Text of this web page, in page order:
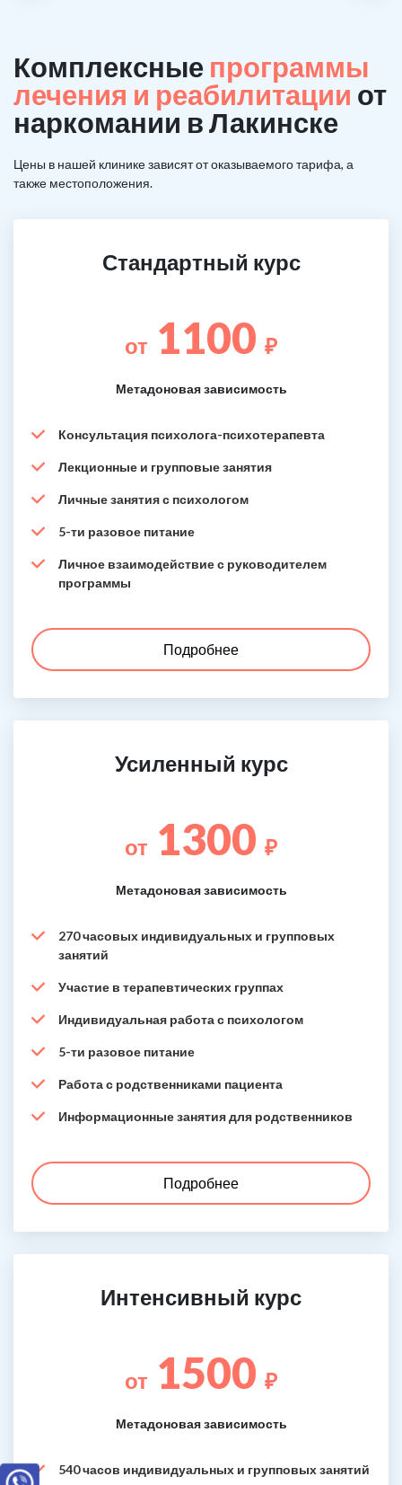
Комплексные программы
лечения и реабилитации от
наркомании в Лакинске
Цены в нашей клинике зависят от оказываемого тарифа, а
также местоположения.
Стандартный курс
от 1100 ₽
Метадоновая зависимость
Консультация психолога-психотерапевта
Лекционные и групповые занятия
Личные занятия с психологом
5-ти разовое питание
Личное взаимодействие с руководителем
программы
Подробнее
Усиленный курс
от 1300 ₽
Метадоновая зависимость
270 часовых индивидуальных и групповых
занятий
Участие в терапевтических группах
Индивидуальная работа с психологом
5-ти разовое питание
Работа с родственниками пациента
Информационные занятия для родственников
Подробнее
Интенсивный курс
от 1500 ₽
Метадоновая зависимость
540 часов индивидуальных и групповых занятий